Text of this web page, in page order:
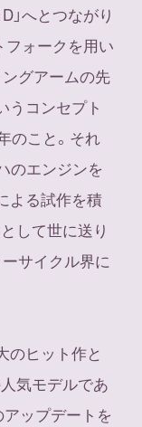
」へとつながり
フォークを用い
グアームの先
うコンセプト
のこと。それ
のエンジンを
よる試作を積
して世に送り
サイクル界に
のヒット作と
人気モデルであ
ップデートを